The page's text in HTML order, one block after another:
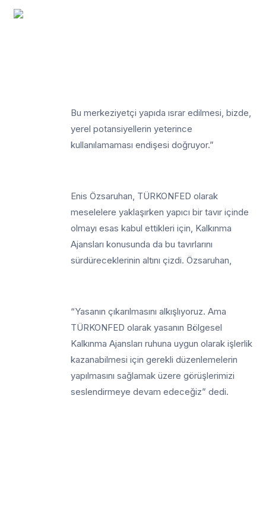
Bu merkeziyetçi yapıda ısrar edilmesi, bizde,
yerel potansiyellerin yeterince
kullanılamaması endişesi doğruyor.”
Enis Özsaruhan, TÜRKONFED olarak
meselelere yaklaşırken yapıcı bir tavır içinde
olmayı esas kabul ettikleri için, Kalkınma
Ajansları konusunda da bu tavırlarını
sürdüreceklerinin altını çizdi. Özsaruhan,
“Yasanın çıkarılmasını alkışlıyoruz. Ama
TÜRKONFED olarak yasanın Bölgesel
Kalkınma Ajansları ruhuna uygun olarak işlerlik
kazanabilmesi için gerekli düzenlemelerin
yapılmasını sağlamak üzere görüşlerimizi
seslendirmeye devam edeceğiz” dedi.